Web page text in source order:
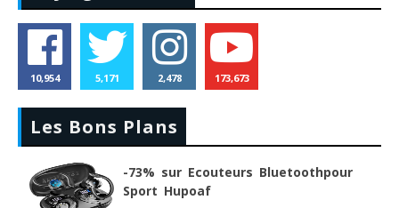
10,954 5,171 2,478 173,673
Les Bons Plans
-73% sur Ecouteurs Bluetoothpour
Sport Hupoaf